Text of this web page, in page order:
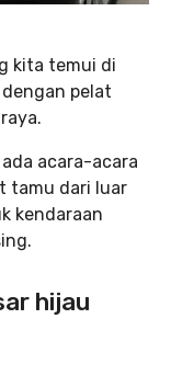
kita temui di
pelat
acara-acara
tamu dari luar
kendaraan
hijau